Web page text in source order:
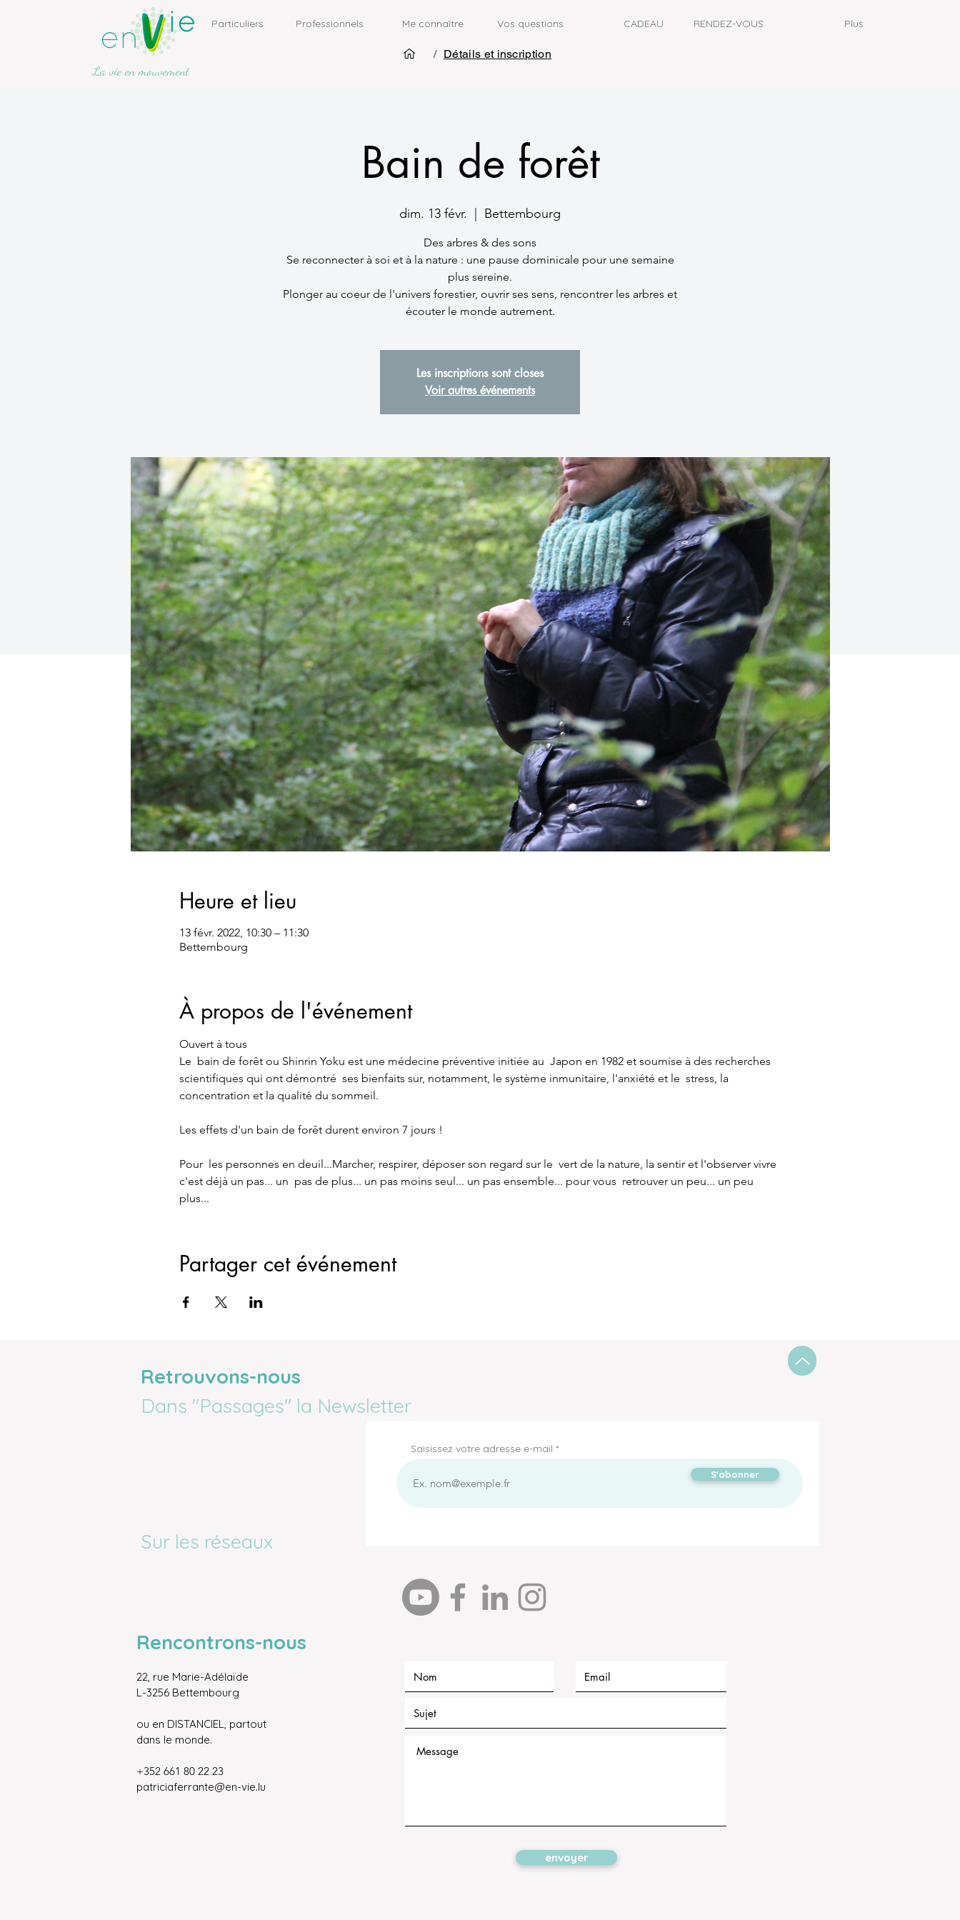
Particuliers Professionnels Me connaître Vos questions CADEAU RENDEZ-VOUS Plus
/ Détails et inscription
La vie en mouvement
Bain de forêt
dim. 13 févr. Bettembourg
Des arbres & des sons
Se reconnecter à soi et à la nature : une pause dominicale pour une semaine
plus sereine.
Plonger au coeur de l'univers forestier, ouvrir ses sens, rencontrer les arbres et
écouter le monde autrement.
Les inscriptions sont closes
Voir autres événements
Heure et lieu
13 févr. 2022, 10:30 – 11:30
Bettembourg
À propos de l'événement
Ouvert à tous
Le  bain de forêt ou Shinrin Yoku est une médecine préventive initiée au  Japon en 1982 et soumise à des recherches
scientifiques qui ont démontré  ses bienfaits sur, notamment, le système inmunitaire, l'anxiété et le  stress, la
concentration et la qualité du sommeil.
Les effets d'un bain de forêt durent environ 7 jours !
Pour  les personnes en deuil...Marcher, respirer, déposer son regard sur le  vert de la nature, la sentir et l'observer vivre
c'est déjà un pas... un  pas de plus... un pas moins seul... un pas ensemble... pour vous  retrouver un peu... un peu
plus...
Partager cet événement
Retrouvons-nous
Dans "Passages" la Newsletter
Sur les réseaux
Saisissez votre adresse e-mail
S'abonner
Rencontrons-nous
22, rue Marie-Adélaïde
L-3256 Bettembourg
ou en DISTANCIEL, partout
dans le monde.
+352 661 80 22 23
patriciaferrante@en-vie.lu
envoyer